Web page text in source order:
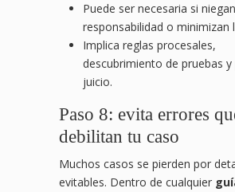
Puede ser necesaria si niegan
responsabilidad o minimizan
Implica reglas procesales,
descubrimiento de pruebas y
juicio.
Paso 8: evita errores
debilitan tu caso
Muchos casos se pierden por
evitables. Dentro de cualquier